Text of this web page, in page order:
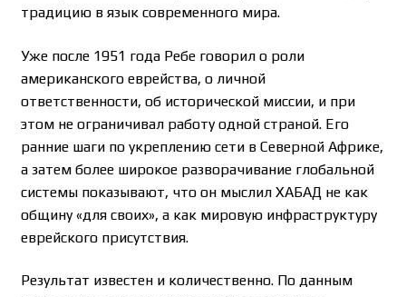
традицию в язык современного мира.
Уже после 1951 года Ребе говорил о роли
американского еврейства, о личной
ответственности, об исторической миссии, и при
этом не ограничивал работу одной страной. Его
ранние шаги по укреплению сети в Северной Африке,
а затем более широкое разворачивание глобальной
системы показывают, что он мыслил ХАБАД не как
общину «для своих», а как мировую инфраструктуру
еврейского присутствия.
Результат известен и количественно. По данным